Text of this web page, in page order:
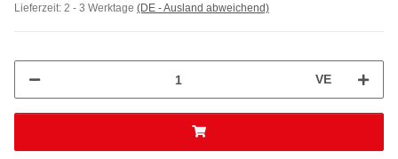
Lieferzeit: 2 - 3 Werktage (DE - Ausland abweichend)
VE